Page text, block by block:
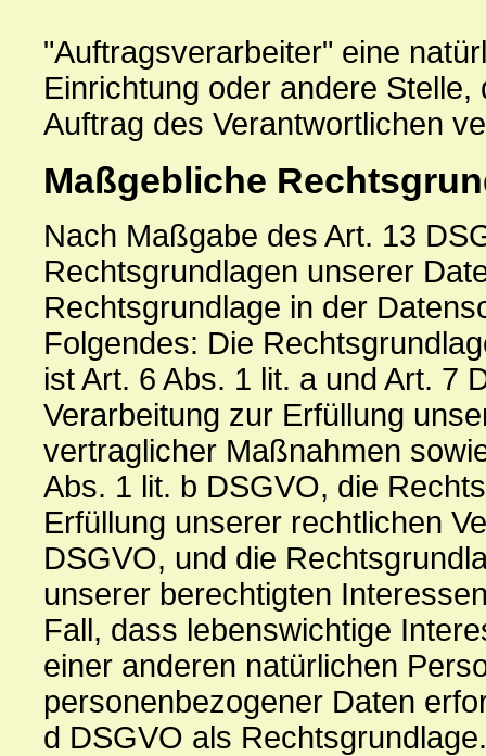
"Auftragsverarbeiter" eine
Einrichtung oder andere
Auftrag des Verantwortlichen
Maßgebliche
Nach Maßgabe des Art. 13
Rechtsgrundlagen unserer
Rechtsgrundlage in der
Folgendes: Die
ist Art. 6 Abs. 1 lit. a und Art. 7
Verarbeitung zur Erfüllung
vertraglicher Maßnahmen
Abs. 1 lit. b DSGVO, die
Erfüllung unserer rechtlichen
DSGVO, und die
unserer berechtigten
Fall, dass lebenswichtige
einer anderen natürlichen
personenbezogener Daten
d DSGVO als Rechtsgrundlage.